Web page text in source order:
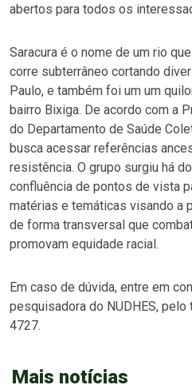
abertos para todos os
Saracura é o nome de um rio
corre subterrâneo cortando
Paulo, e também foi um um
bairro Bixiga. De acordo com a
do Departamento de Saúde
busca acessar referências
resistência. O grupo surgiu há
confluência de pontos de vista
matérias e temáticas visando a
de forma transversal que
promovam equidade racial.
Em caso de dúvida, entre em
pesquisadora do NUDHES,
4727.
Mais notícias